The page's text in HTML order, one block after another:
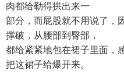
肉都给勒得拱出来一
部分，而屁股就不用说了，
撑破，从腰部到臀部，
都给紧紧地包在裙子里面，
把这裙子给爆开来。